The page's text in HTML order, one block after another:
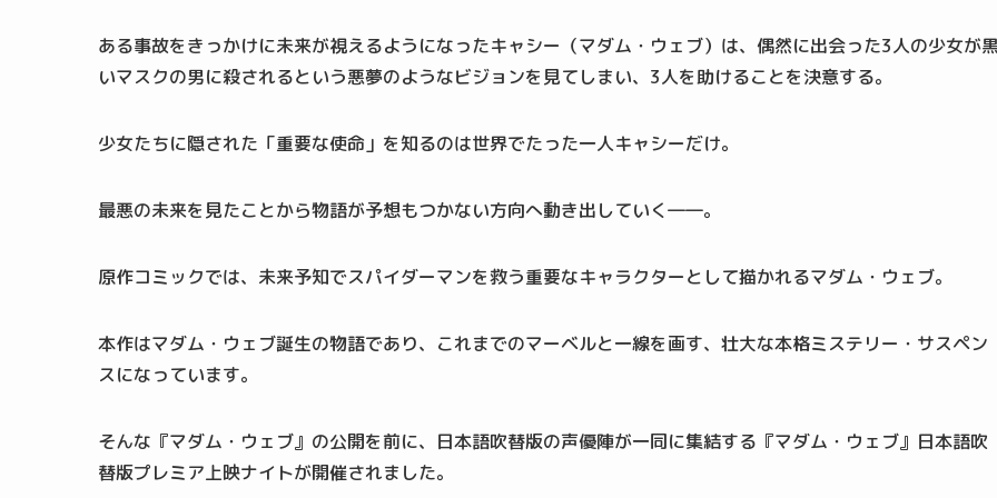
ある事故をきっかけに未来が視えるようになったキャシー（マダム・ウェブ）は、偶然に出会った3人の少女が
いマスクの男に殺されるという悪夢のようなビジョンを見てしまい、3人を助けることを決意する。
少女たちに隠された「重要な使命」を知るのは世界でたった一人キャシーだけ。
最悪の未来を見たことから物語が予想もつかない方向へ動き出していく――。
原作コミックでは、未来予知でスパイダーマンを救う重要なキャラクターとして描かれるマダム・ウェブ。
本作はマダム・ウェブ誕生の物語であり、これまでのマーベルと一線を画す、壮大な本格ミステリー・サスペン
スになっています。
そんな『マダム・ウェブ』の公開を前に、日本語吹替版の声優陣が一同に集結する『マダム・ウェブ』日本語吹
替版プレミア上映ナイトが開催されました。